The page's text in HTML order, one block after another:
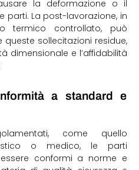
la deformazione o il
parti. La post-lavorazione, in
termico controllato, può
queste sollecitazioni residue,
dimensionale e l’affidabilità
a standard e
come quello
o medico, le parti
conformi a norme e